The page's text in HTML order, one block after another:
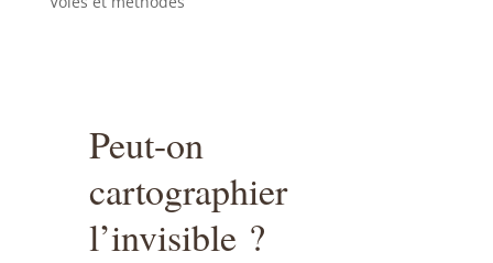
Peut-on
cartographier
l’invisible ?